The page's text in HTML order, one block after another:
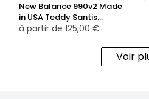
New Balance 990v2 Made
in USA Teddy Santis
Purple Yellow
à partir de 125,00 €
Voir